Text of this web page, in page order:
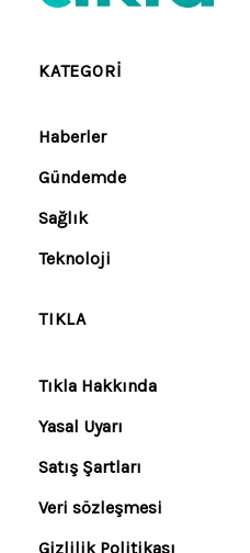
KATEGORI
Haberler
Gündemde
Sağlık
Teknoloji
TIKLA
Tıkla Hakkında
Yasal Uyarı
Satış Şartları
Veri sözleşmesi
Gizlilik Politikası